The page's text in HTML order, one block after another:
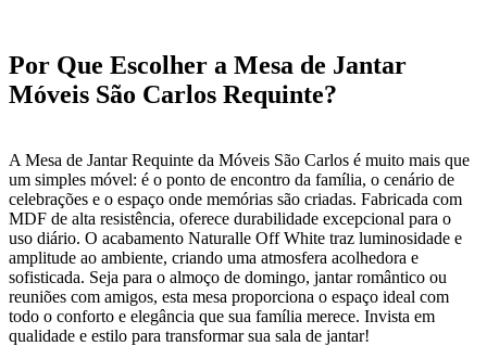
Por Que Escolher a Mesa de Jantar
Móveis São Carlos Requinte?
A Mesa de Jantar Requinte da Móveis São Carlos é muito mais que
um simples móvel: é o ponto de encontro da família, o cenário de
celebrações e o espaço onde memórias são criadas. Fabricada com
MDF de alta resistência, oferece durabilidade excepcional para o
uso diário. O acabamento Naturalle Off White traz luminosidade e
amplitude ao ambiente, criando uma atmosfera acolhedora e
sofisticada. Seja para o almoço de domingo, jantar romântico ou
reuniões com amigos, esta mesa proporciona o espaço ideal com
todo o conforto e elegância que sua família merece. Invista em
qualidade e estilo para transformar sua sala de jantar!